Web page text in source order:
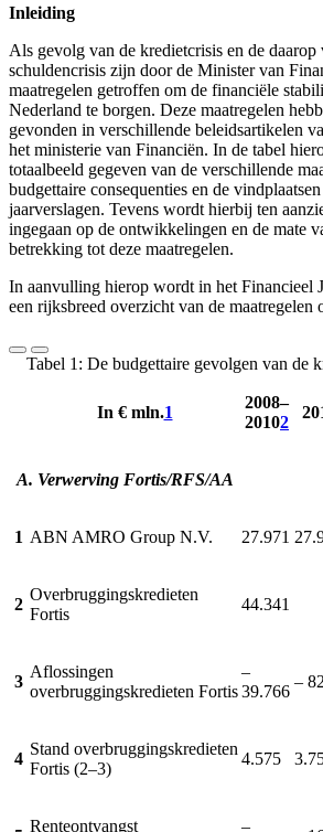
Inleiding
Als gevolg van de kredietcrisis en de daarop
schuldencrisis zijn door de Minister van
maatregelen getroffen om de financiële
Nederland te borgen. Deze maatregelen
gevonden in verschillende beleidsartikelen
het ministerie van Financiën. In de tabel
totaalbeeld gegeven van de verschillende
budgettaire consequenties en de
jaarverslagen. Tevens wordt hierbij ten
ingegaan op de ontwikkelingen en de mate
betrekking tot deze maatregelen.
In aanvulling hierop wordt in het Financieel
een rijksbreed overzicht van de maatregelen
Tabel 1: De budgettaire gevolgen van de
In € mln.1
2008–
20102
A. Verwerving Fortis/RFS/AA
1 ABN AMRO Group N.V. 27.971
2
Overbruggingskredieten
Fortis
44.341
3
Aflossingen
overbruggingskredieten Fortis
–
39.766
–
4
Stand overbruggingskredieten
Fortis (2–3)
4.575
Renteontvangst
–